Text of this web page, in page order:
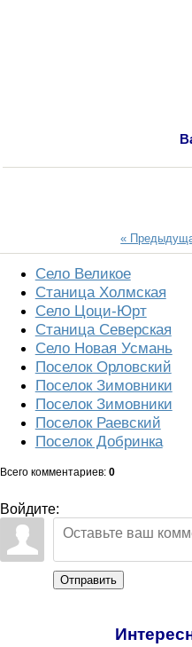
«
Село Великое
Станица Холмская
Село Цоци-Юрт
Станица Северская
Село Новая Усмань
Поселок Орловский
Поселок Зимовники
Поселок Зимовники
Поселок Раевский
Поселок Добринка
Всего комментариев: 0
Войдите:
Отправить